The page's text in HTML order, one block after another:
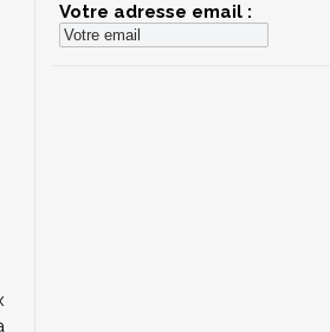
Votre adresse email :